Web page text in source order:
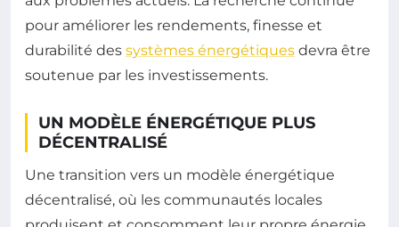
pour améliorer les rendements, finesse et
durabilité des systèmes énergétiques devra être
soutenue par les investissements.
UN MODÈLE ÉNERGÉTIQUE PLUS
DÉCENTRALISÉ
Une transition vers un modèle énergétique
décentralisé, où les communautés locales